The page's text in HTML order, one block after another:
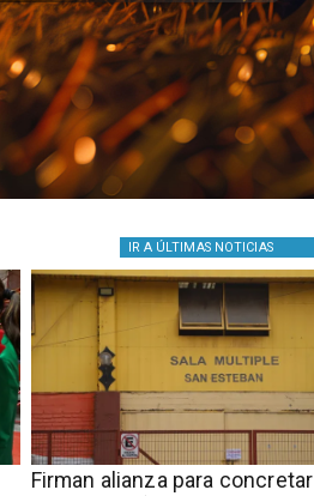
IR A ÚLTIMAS NOTICIAS
​​Firman alianza para concretar